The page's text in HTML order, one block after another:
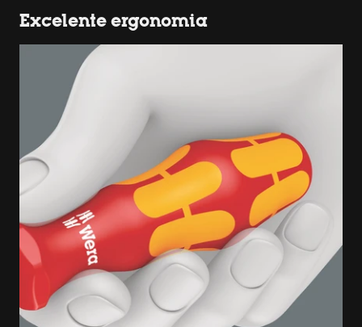
Excelente ergonomia